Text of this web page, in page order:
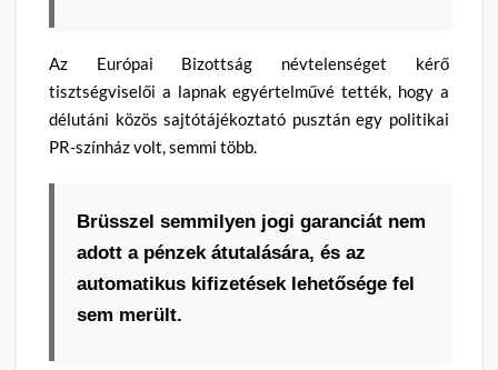
Az Európai Bizottság névtelenséget kérő
tisztségviselői a lapnak egyértelművé tették, hogy a
délutáni közös sajtótájékoztató pusztán egy politikai
PR-színház volt, semmi több.
Brüsszel semmilyen jogi garanciát nem
adott a pénzek átutalására, és az
automatikus kifizetések lehetősége fel
sem merült.